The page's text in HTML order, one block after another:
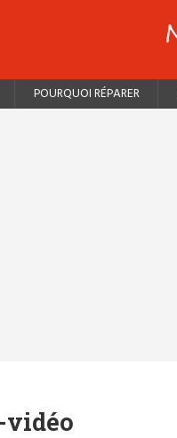
POURQUOI RÉPARER
vidéo